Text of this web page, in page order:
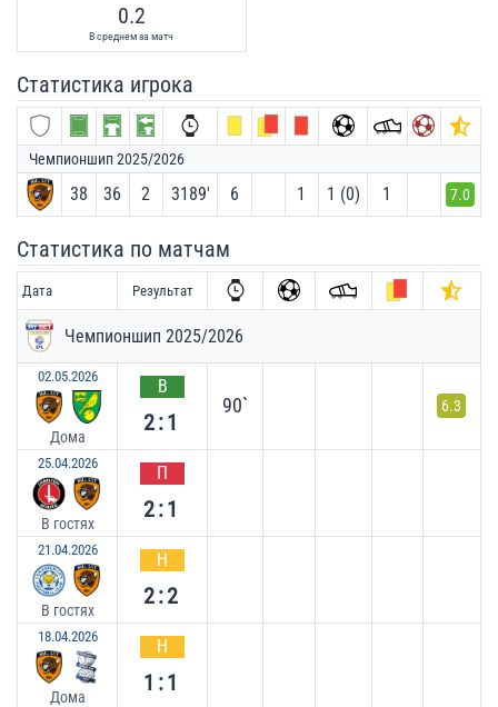
0.2
В среднем за матч
Статистика игрока
Чемпионшип 2025/2026
38 36 2 3189′ 6 1 1 (0) 1 7.0
Статистика по матчам
Дата Результат
Чемпионшип 2025/2026
02.05.2026
Дома
В
2:1
90` 6.3
25.04.2026
В гостях
П
2:1
21.04.2026
В гостях
Н
2:2
18.04.2026
Дома
Н
1:1